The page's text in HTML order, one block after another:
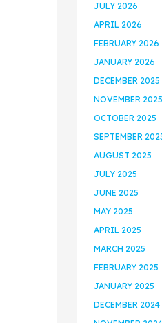
JULY 2026
APRIL 2026
FEBRUARY 2026
JANUARY 2026
DECEMBER 2025
NOVEMBER 2025
OCTOBER 2025
SEPTEMBER
AUGUST 2025
JULY 2025
JUNE 2025
MAY 2025
APRIL 2025
MARCH 2025
FEBRUARY 2025
JANUARY 2025
DECEMBER 2024